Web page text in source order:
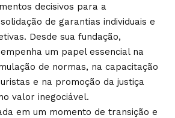
decisivos para a
de garantias individuais e
Desde sua fundação,
um papel essencial na
de normas, na capacitação
e na promoção da justiça
valor inegociável.
em um momento de transição e